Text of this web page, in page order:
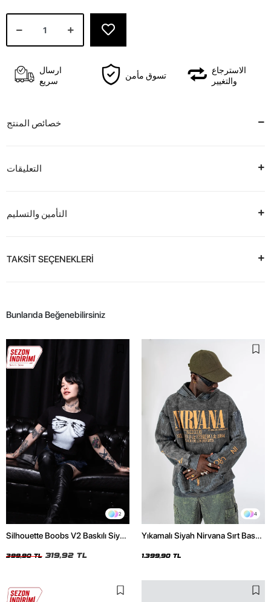
ارسال
سريع
تسوق مأمن
الاسترجاع
والتغيير
خصائص المنتج
التعليقات
التأمين والتسليم
TAKSİT SEÇENEKLERİ
Bunlarıda Beğenebilirsiniz
2
Silhouette Boobs V2 Baskılı Siyah
399,90 TL 319,92 TL
4
Yıkamalı Siyah Nirvana Sırt Baskılı
1.399,90 TL